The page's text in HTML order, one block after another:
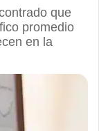
que
promedio
en la